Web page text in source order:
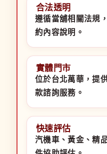
合法透明
遵循當舖相關法規
約內容說明。
實體門市
位於台北萬華，提
款諮詢服務。
快速評估
汽機車、黃金、精